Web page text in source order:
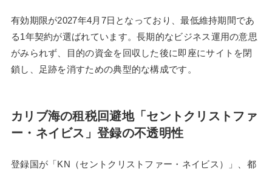
有効期限が2027年4月7日となっており、最低維持期間であ
る1年契約が選ばれています。長期的なビジネス運用の意思
がみられず、目的の資金を回収した後に即座にサイトを閉
鎖し、足跡を消すための典型的な構成です。
カリブ海の租税回避地「セントクリストファ
ー・ネイビス」登録の不透明性
登録国が「KN（セントクリストファー・ネイビス）」、都